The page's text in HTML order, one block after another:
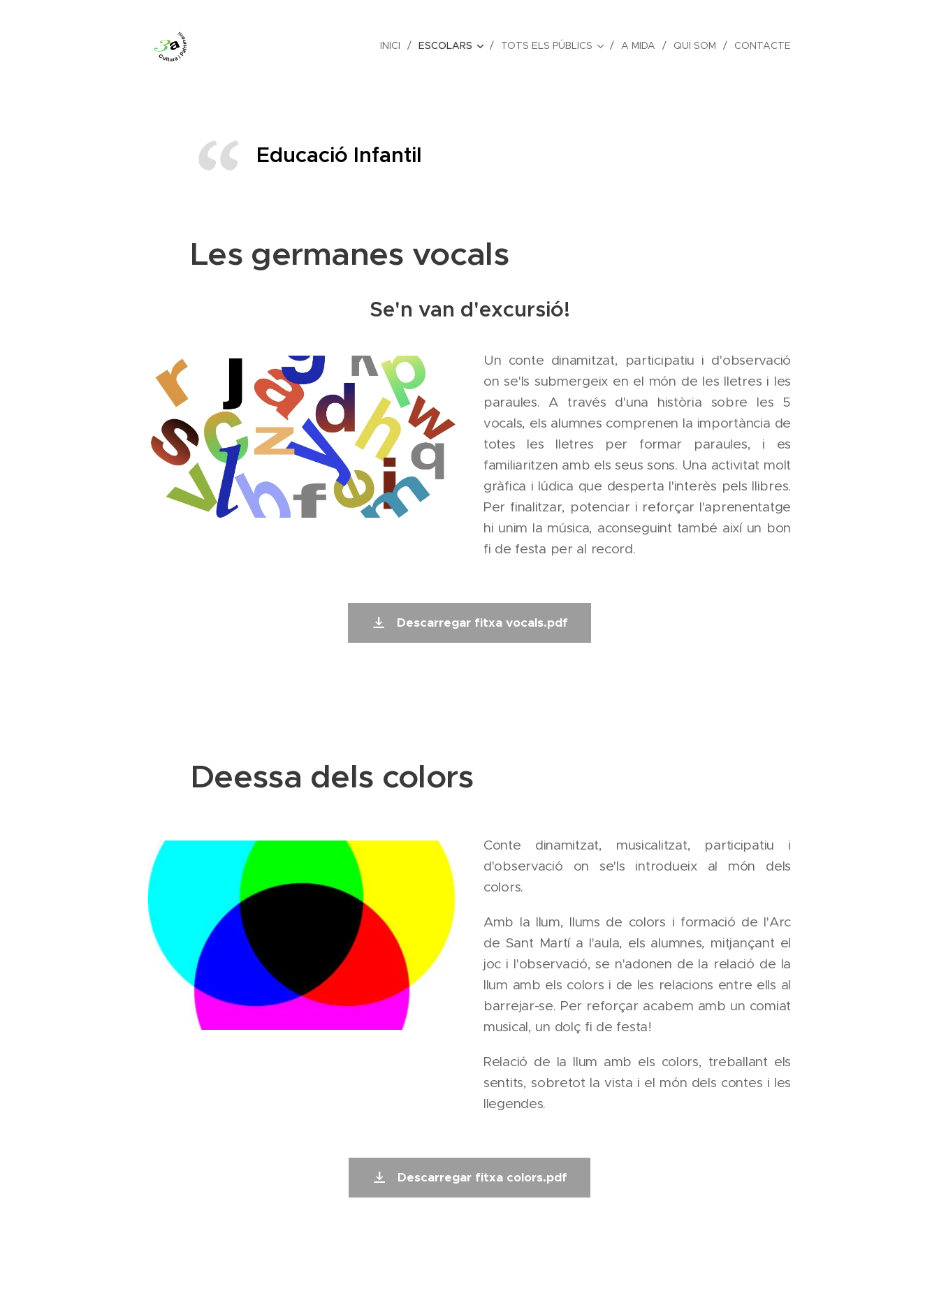
INICI ESCOLARS TOTS ELS PÚBLICS A MIDA QUI SOM CONTACTE
Educació Infantil
Les germanes vocals
Se'n van d'excursió!
Un conte dinamitzat, participatiu i d'observació
on se'ls submergeix en el món de les lletres i les
paraules. A través d'una història sobre les 5
vocals, els alumnes comprenen la importància de
totes les lletres per formar paraules, i es
familiaritzen amb els seus sons. Una activitat molt
gràfica i lúdica que desperta l'interès pels llibres.
Per finalitzar, potenciar i reforçar l'aprenentatge
hi unim la música, aconseguint també així un bon
fi de festa per al record.
Descarregar fitxa vocals.pdf
Deessa dels colors
Conte dinamitzat, musicalitzat, participatiu i
d'observació on se'ls introdueix al món dels
colors.
Amb la llum, llums de colors i formació de l'Arc
de Sant Martí a l'aula, els alumnes, mitjançant el
joc i l'observació, se n'adonen de la relació de la
llum amb els colors i de les relacions entre ells al
barrejar-se. Per reforçar acabem amb un comiat
musical, un dolç fi de festa!
Relació de la llum amb els colors, treballant els
sentits, sobretot la vista i el món dels contes i les
llegendes.
Descarregar fitxa colors.pdf